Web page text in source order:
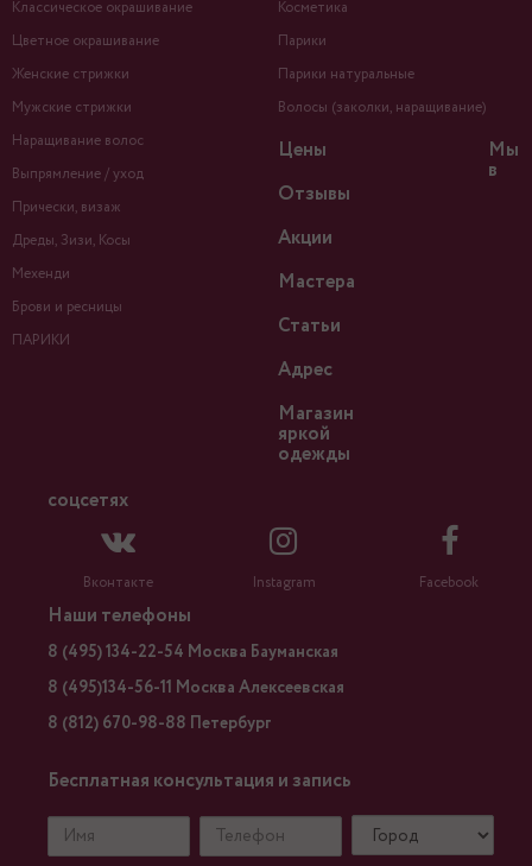
Классическое окрашивание
Цветное окрашивание
Женские стрижки
Мужские стрижки
Наращивание волос
Выпрямление / уход
Прически, визаж
Дреды, Зизи, Косы
Мехенди
Брови и ресницы
ПАРИКИ
Косметика
Парики
Парики натуральные
Волосы (заколки, наращивание)
Цены
Отзывы
Акции
Мастера
Статьи
Адрес
Магазин
яркой
одежды
Мы
в
соцсетях
Вконтакте Instagram Facebook
Наши телефоны
8 (495) 134-22-54 Москва Бауманская
8 (495)134-56-11 Москва Алексеевская
8 (812) 670-98-88 Петербург
Бесплатная консультация и запись